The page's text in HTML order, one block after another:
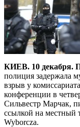
КИЕВ. 10 декабря.
полиция задержала
взрыв у
конференции в
Сильвестр Марчак,
ссылкой на местный
Wyborcza.